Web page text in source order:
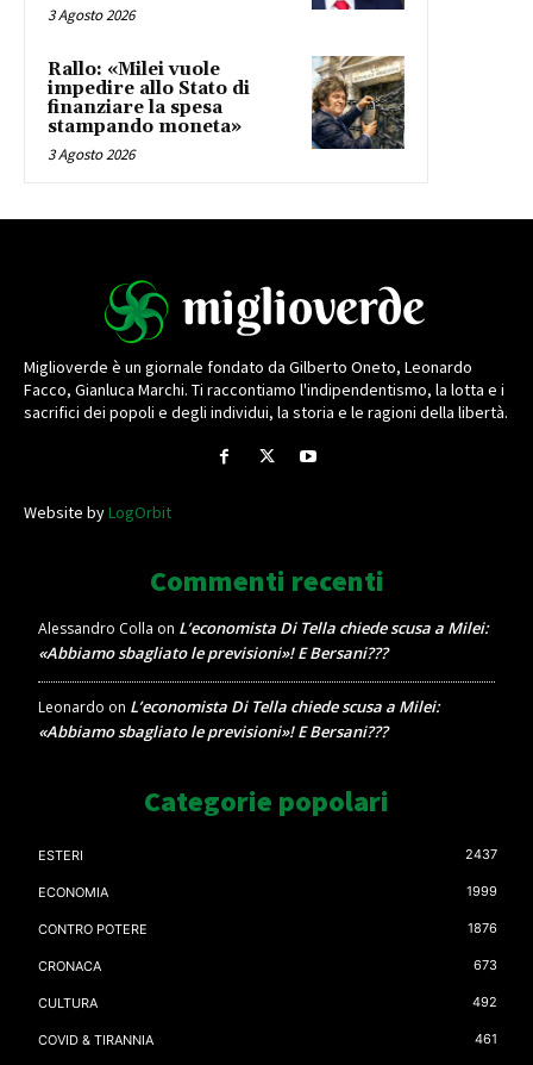
3 Agosto 2026
Rallo: «Milei vuole
impedire allo Stato di
finanziare la spesa
stampando moneta»
3 Agosto 2026
Miglioverde è un giornale fondato da Gilberto Oneto, Leonardo
Facco, Gianluca Marchi. Ti raccontiamo l'indipendentismo, la lotta e i
sacrifici dei popoli e degli individui, la storia e le ragioni della libertà.
Website byLogOrbit
Commenti recenti
Alessandro Colla on L’economista Di Tella chiede scusa a Milei:
«Abbiamo sbagliato le previsioni»! E Bersani???
Leonardo on L’economista Di Tella chiede scusa a Milei:
«Abbiamo sbagliato le previsioni»! E Bersani???
Categorie popolari
ESTERI 2437
ECONOMIA 1999
CONTRO POTERE 1876
CRONACA 673
CULTURA 492
COVID & TIRANNIA 461